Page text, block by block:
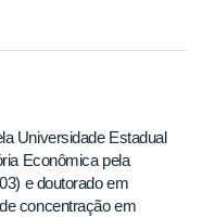
Universidade Estadual
Econômica pela
e doutorado em
concentração em